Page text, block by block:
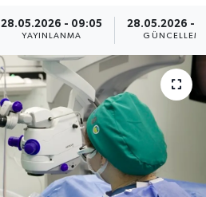
28.05.2026 - 09:05
YAYINLANMA
28.05.2026 -